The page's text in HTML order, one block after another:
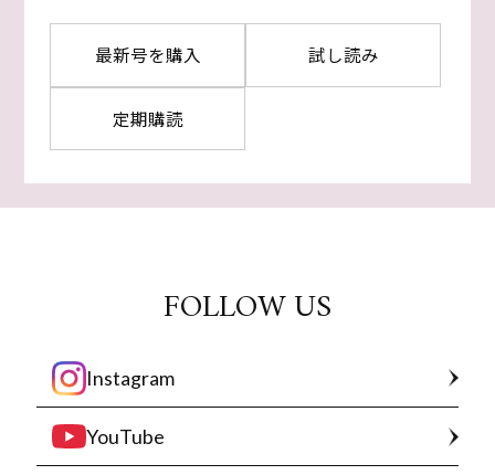
最新号を購入 試し読み
定期購読
FOLLOW US
Instagram
YouTube